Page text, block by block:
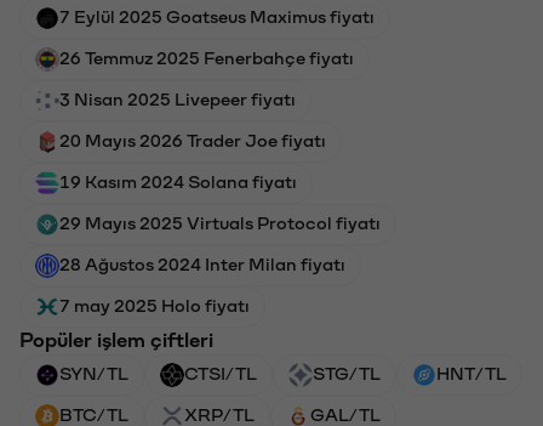
7 Eylül 2025 Goatseus Maximus fiyatı
26 Temmuz 2025 Fenerbahçe fiyatı
3 Nisan 2025 Livepeer fiyatı
20 Mayıs 2026 Trader Joe fiyatı
19 Kasım 2024 Solana fiyatı
29 Mayıs 2025 Virtuals Protocol fiyatı
28 Ağustos 2024 Inter Milan fiyatı
7 may 2025 Holo fiyatı
Popüler işlem çiftleri
SYN/TL CTSI/TL STG/TL HNT/TL
BTC/TL XRP/TL GAL/TL